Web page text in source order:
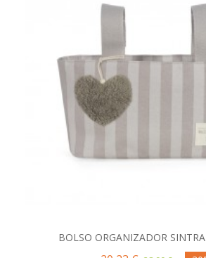
BOLSO ORGANIZADOR